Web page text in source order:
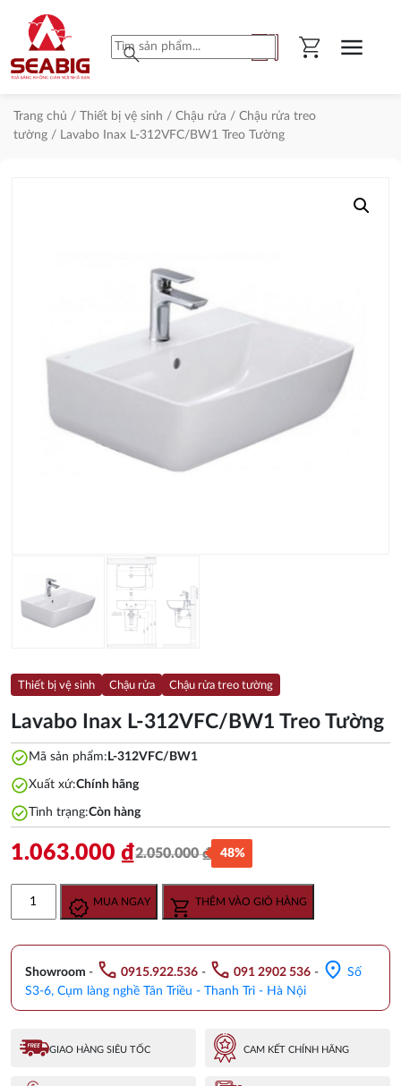
search shopping_cart menu
Trang chủ / Thiết bị vệ sinh / Chậu rửa / Chậu rửa treo
tường / Lavabo Inax L-312VFC/BW1 Treo Tường
Thiết bị vệ sinh Chậu rửa Chậu rửa treo tường
Lavabo Inax L-312VFC/BW1 Treo Tường
check_circle Mã sản phẩm: L-312VFC/BW1
check_circleXuất xứ:Chính hãng
check_circleTình trạng:Còn hàng
2.050.000₫
Giá
gốc
là:
1.063.000 ₫
Giá
hiện
tại
1.063.000 ₫.
48%
312VFC/BW1
Treo
Tường
số
MUA NGAY THÊM VÀO GIỎ HÀNG
Showroom - call 0915.922.536 - call 091 2902 536 - location_on Số
S3-6, Cụm làng nghề Tân Triều - Thanh Trì - Hà Nội
GIAO HÀNG SIÊU TỐC CAM KẾT CHÍNH HÃNG